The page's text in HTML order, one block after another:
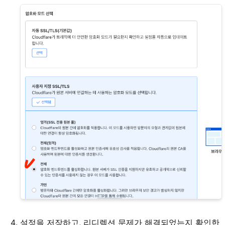
설정을 저장하고, 리디렉션 문제가 해결되었는지 확인한